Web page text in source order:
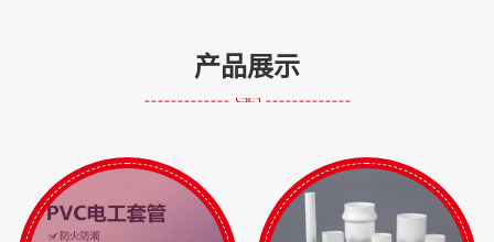
产品展示